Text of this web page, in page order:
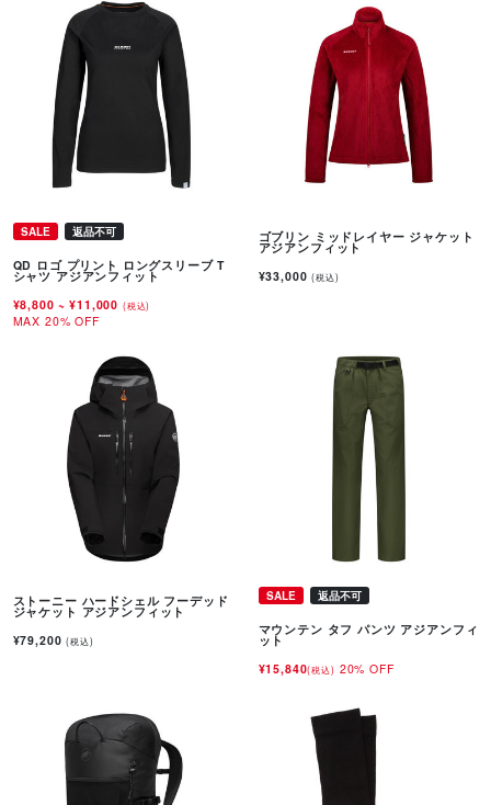
SALE 返品不可
QD ロゴ プリント ロングスリーブ T
シャツ アジアンフィット
¥8,800~ ¥11,000 (税込)
MAX 20% OFF
ゴブリン ミッドレイヤー ジャケット
アジアンフィット
¥33,000(税込)
ストーニー ハードシェル フーデッド
ジャケット アジアンフィット
¥79,200(税込)
SALE 返品不可
マウンテン タフ パンツ アジアンフィ
ット
¥15,840(税込) 20% OFF